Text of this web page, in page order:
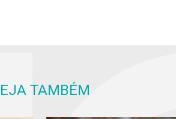
TAMBÉM